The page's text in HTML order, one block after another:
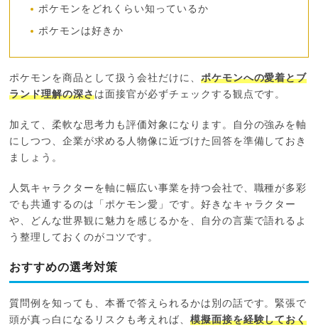
ポケモンをどれくらい知っているか
ポケモンは好きか
ポケモンを商品として扱う会社だけに、 ポケモンへの愛着とブ
ランド理解の深さは面接官が必ずチェックする観点です。
加えて、柔軟な思考力も評価対象になります。自分の強みを軸
にしつつ、企業が求める人物像に近づけた回答を準備しておき
ましょう。
人気キャラクターを軸に幅広い事業を持つ会社で、職種が多彩
でも共通するのは「ポケモン愛」です。好きなキャラクター
や、どんな世界観に魅力を感じるかを、自分の言葉で語れるよ
う整理しておくのがコツです。
おすすめの選考対策
質問例を知っても、本番で答えられるかは別の話です。緊張で
頭が真っ白になるリスクも考えれば、 模擬面接を経験しておく